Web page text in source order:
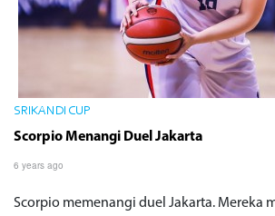
SRIKANDI CUP
Scorpio Menangi Duel Jakarta
6 years ago
Scorpio memenangi duel Jakarta. Mereka